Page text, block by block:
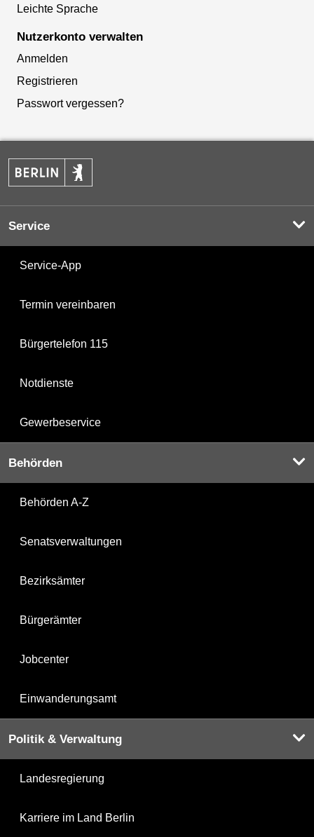
Leichte Sprache
Nutzerkonto verwalten
Anmelden
Registrieren
Passwort vergessen?
Service
Service-App
Termin vereinbaren
Bürgertelefon 115
Notdienste
Gewerbeservice
Behörden
Behörden A-Z
Senatsverwaltungen
Bezirksämter
Bürgerämter
Jobcenter
Einwanderungsamt
Politik & Verwaltung
Landesregierung
Karriere im Land Berlin